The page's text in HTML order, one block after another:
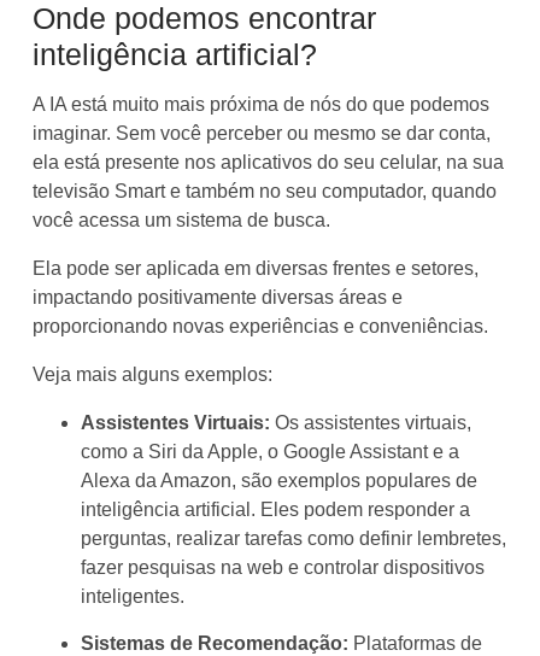
Onde podemos encontrar
inteligência artificial?
A IA está muito mais próxima de nós do que podemos
imaginar. Sem você perceber ou mesmo se dar conta,
ela está presente nos aplicativos do seu celular, na sua
televisão Smart e também no seu computador, quando
você acessa um sistema de busca.
Ela pode ser aplicada em diversas frentes e setores,
impactando positivamente diversas áreas e
proporcionando novas experiências e conveniências.
Veja mais alguns exemplos:
Assistentes Virtuais: Os assistentes virtuais,
como a Siri da Apple, o Google Assistant e a
Alexa da Amazon, são exemplos populares de
inteligência artificial. Eles podem responder a
perguntas, realizar tarefas como definir lembretes,
fazer pesquisas na web e controlar dispositivos
inteligentes.
Sistemas de Recomendação: Plataformas de